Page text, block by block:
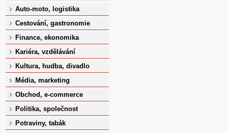
Auto-moto, logistika
Cestování, gastronomie
Finance, ekonomika
Kariéra, vzdělávání
Kultura, hudba, divadlo
Média, marketing
Obchod, e-commerce
Politika, společnost
Potraviny, tabák